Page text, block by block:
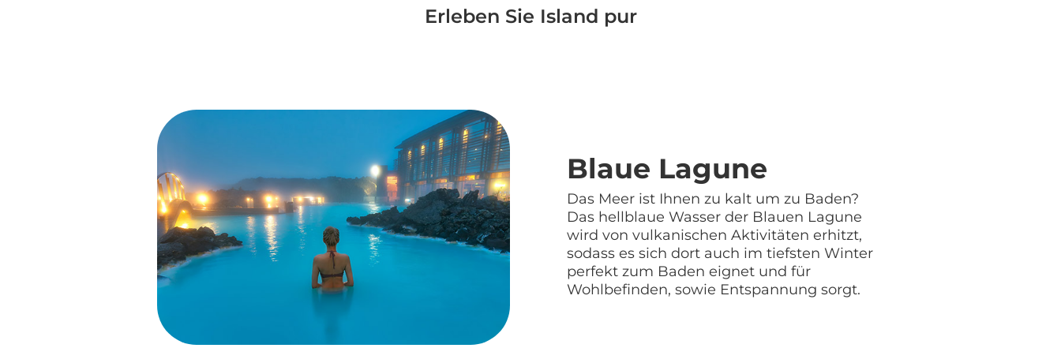
Erleben Sie Island pur
Blaue Lagune
Das Meer ist Ihnen zu kalt um zu Baden?
Das hellblaue Wasser der Blauen Lagune
wird von vulkanischen Aktivitäten erhitzt,
sodass es sich dort auch im tiefsten Winter
perfekt zum Baden eignet und für
Wohlbefinden, sowie Entspannung sorgt.